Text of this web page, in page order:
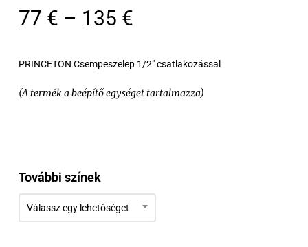
77 € – 135 €Ártartomány:
-
PRINCETON Csempeszelep 1/2″ csatlakozással
(A termék a beépítő egységet tartalmazza)
További színek
Válassz egy lehetőséget